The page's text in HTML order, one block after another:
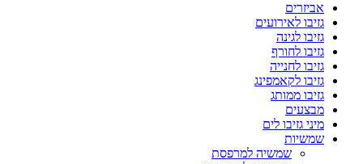
אביזרים
גזיבו לאירועים
גזיבו לגינה
גזיבו לחורף
גזיבו לחנייה
גזיבו לקאמפינג
גזיבו ממותג
מבצעים
מיני גזיבו לים
שמשיות
שמשיה למרפסת